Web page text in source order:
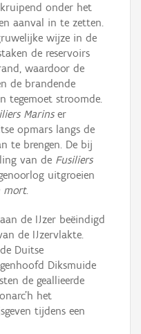
onder het
aanval in te zetten.
wijze in de
de reservoirs
waardoor de
de brandende
tegemoet stroomde.
Marinser
opmars langs de
te brengen. De bij
van de Fusiliers
uitgroeien
mort.
de IJzer beëindigd
de IJzervlakte.
Duitse
Diksmuide
de geallieerde
het
tijdens een